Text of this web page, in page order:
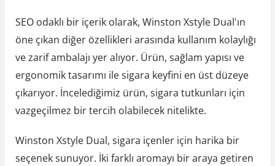
SEO odaklı bir içerik olarak, Winston Xstyle Dual'ın
öne çıkan diğer özellikleri arasında kullanım kolaylığı
ve zarif ambalajı yer alıyor. Ürün, sağlam yapısı ve
ergonomik tasarımı ile sigara keyfini en üst düzeye
çıkarıyor. İncelediğimiz ürün, sigara tutkunları için
vazgeçilmez bir tercih olabilecek nitelikte.
Winston Xstyle Dual, sigara içenler için harika bir
seçenek sunuyor. İki farklı aromayı bir araya getiren